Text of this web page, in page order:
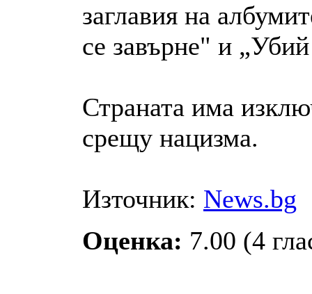
заглавия на
се завърне" и
Страната има
срещу нацизма.
Източник: News.bg
Оценка: 7.00 (4